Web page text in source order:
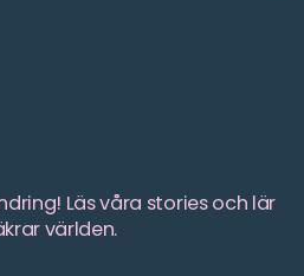
Läs våra stories och lär
världen.